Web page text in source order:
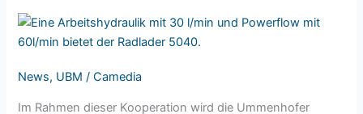
News, UBM /Camedia
Im Rahmen dieser Kooperation wird die Ummenhofer
Ummenhofer
ist
Kramer-